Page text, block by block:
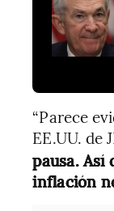
“Parece
EE.UU. de
pausa. Así
inflación